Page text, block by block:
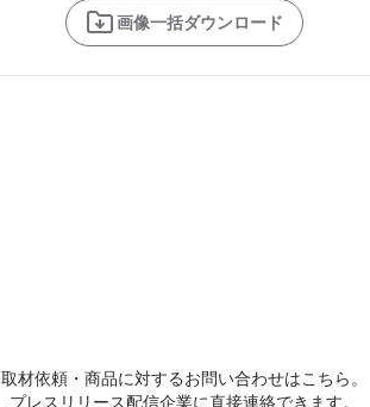
画像一括ダウンロード
取材依頼・商品に対するお問い合わせはこちら。
プレスリリース配信企業に直接連絡できます。